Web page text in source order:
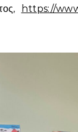
https://